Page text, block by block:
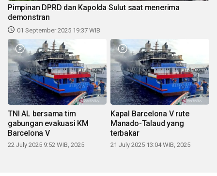
Pimpinan DPRD dan Kapolda Sulut saat menerima
demonstran
01 September 2025 19:37 WIB
TNI AL bersama tim
gabungan evakuasi KM
Barcelona V
22 July 2025 9:52 WIB, 2025
Kapal Barcelona V rute
Manado-Talaud yang
terbakar
21 July 2025 13:04 WIB, 2025